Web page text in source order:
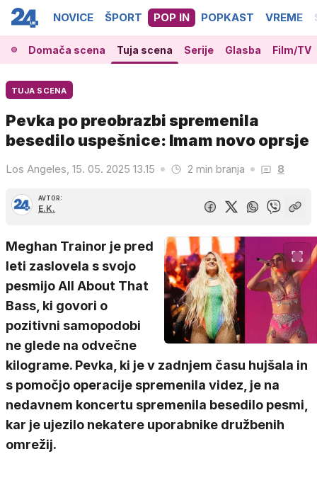
NOVICE ŠPORT POP IN POPKAST VREME
Domača scena Tuja scena Serije Glasba Film/TV
TUJA SCENA
Pevka po preobrazbi spremenila
besedilo uspešnice: Imam novo oprsje
Los Angeles, 15. 05. 2025 13.15 2 min branja 8
AVTOR:
E.K.
Meghan Trainor je pred
leti zaslovela s svojo
pesmijo All About That
Bass, ki govori o
pozitivni samopodobi
ne glede na odvečne
kilograme. Pevka, ki je v zadnjem času hujšala in
s pomočjo operacije spremenila videz, je na
nedavnem koncertu spremenila besedilo pesmi,
kar je ujezilo nekatere uporabnike družbenih
omrežij.